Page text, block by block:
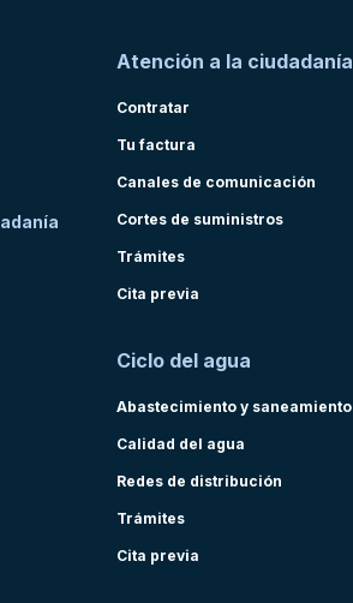
Atención a la ciudadanía
Contratar
Tu factura
Canales de comunicación
Cortes de suministros
Trámites
Cita previa
Ciclo del agua
Abastecimiento y saneamiento
Calidad del agua
Redes de distribución
Trámites
Cita previa